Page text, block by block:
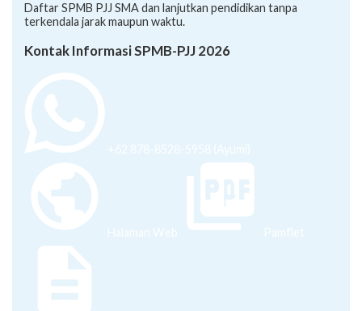
Daftar SPMB PJJ SMA dan lanjutkan pendidikan tanpa
terkendala jarak maupun waktu.
Kontak Informasi SPMB-PJJ 2026
+62 878-8528-5958 (Ayumi)
Halaman Web Pamflet